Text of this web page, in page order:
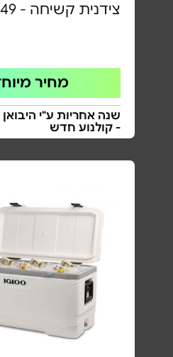
צידנית קשיחה - 49 ליטר
מחיר
שנה אחריות ע"י
- קולנוע חדש